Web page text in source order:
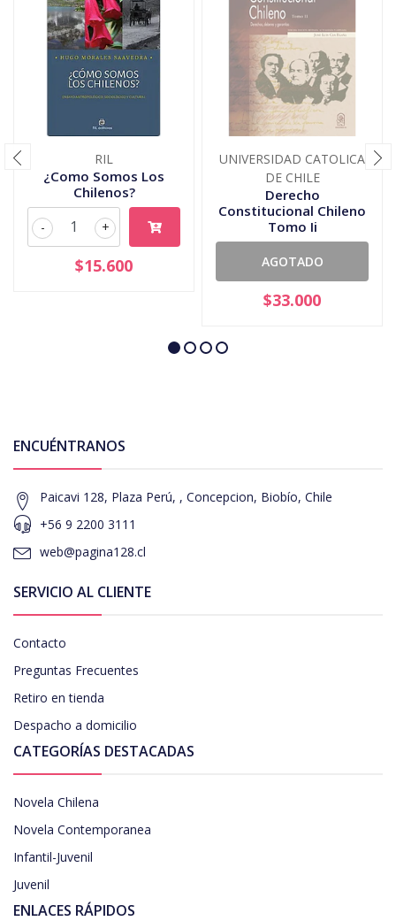
RIL
¿Como Somos Los
Chilenos?
+
-
$15.600
UNIVERSIDAD CATOLICA
DE CHILE
Derecho
Constitucional Chileno
Tomo Ii
AGOTADO
$33.000
ENCUÉNTRANOS
Paicavi 128, Plaza Perú, , Concepcion, Biobío, Chile
+56 9 2200 3111
web@pagina128.cl
SERVICIO AL CLIENTE
Contacto
Preguntas Frecuentes
Retiro en tienda
Despacho a domicilio
CATEGORÍAS DESTACADAS
Novela Chilena
Novela Contemporanea
Infantil-Juvenil
Juvenil
ENLACES RÁPIDOS